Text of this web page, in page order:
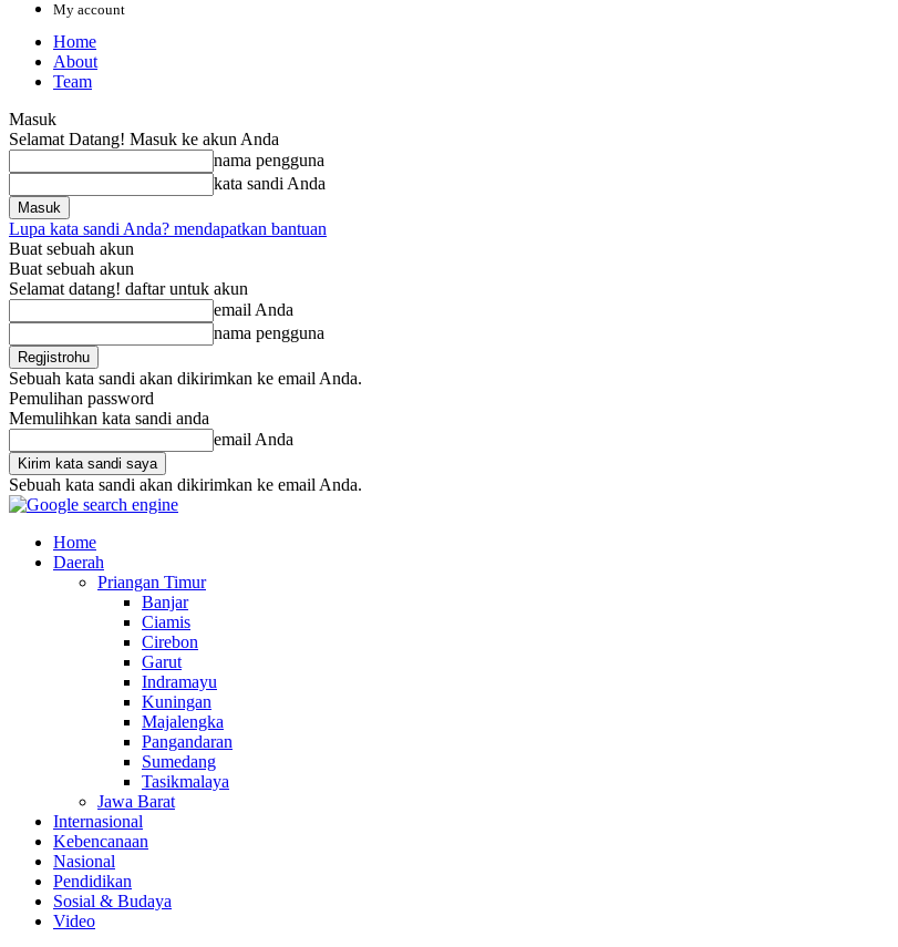
My account
Home
About
Team
Masuk
Selamat Datang! Masuk ke akun Anda
nama pengguna
kata sandi Anda
Lupa kata sandi Anda? mendapatkan bantuan
Buat sebuah akun
Buat sebuah akun
Selamat datang! daftar untuk akun
email Anda
nama pengguna
Sebuah kata sandi akan dikirimkan ke email Anda.
Pemulihan password
Memulihkan kata sandi anda
email Anda
Sebuah kata sandi akan dikirimkan ke email Anda.
Home
Daerah
Priangan Timur
Banjar
Ciamis
Cirebon
Garut
Indramayu
Kuningan
Majalengka
Pangandaran
Sumedang
Tasikmalaya
Jawa Barat
Internasional
Kebencanaan
Nasional
Pendidikan
Sosial & Budaya
Video